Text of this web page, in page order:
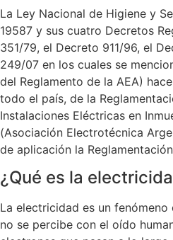
La Ley Nacional de Higiene y
19587 y sus cuatro Decretos
351/79, el Decreto 911/96, el
249/07 en los cuales se
del Reglamento de la AEA)
todo el país, de la
Instalaciones Eléctricas en
(Asociación Electrotécnica
de aplicación la
¿Qué es la
La electricidad es un
no se percibe con el oído